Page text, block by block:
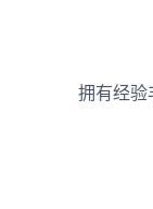
拥有经验